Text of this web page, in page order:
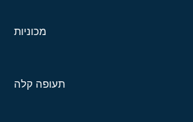
מכוניות
תעופה קלה